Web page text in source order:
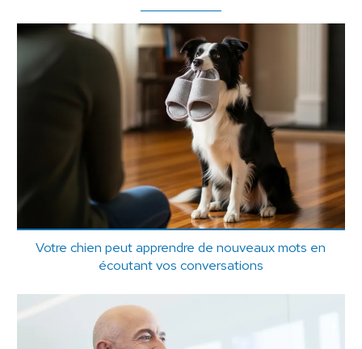
Votre chien peut apprendre de nouveaux mots en
écoutant vos conversations